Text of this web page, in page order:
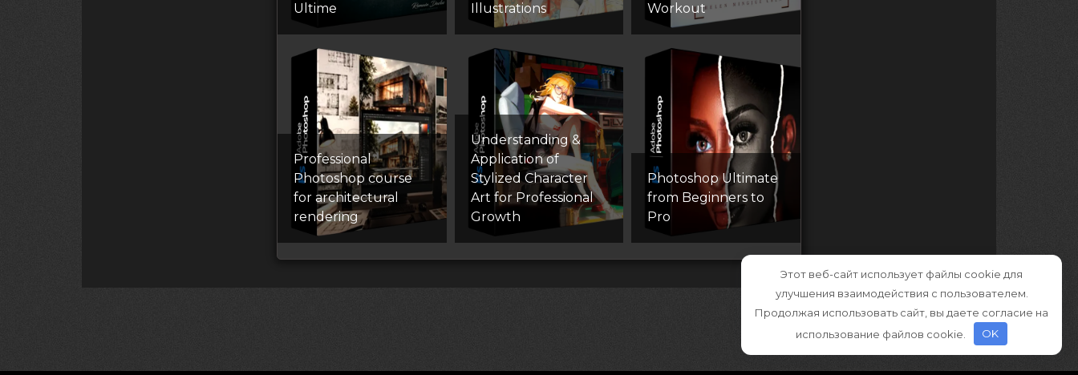
Ultime
Illustrations
Workout
Professional
Photoshop course
for architectural
rendering
Understanding &
Application of
Stylized Character
Art for Professional
Growth
Photoshop Ultimate
from Beginners to
Pro
Этот веб-сайт использует файлы cookie для
улучшения взаимодействия с пользователем.
Продолжая использовать сайт, вы даете согласие на
использование файлов cookie.
OK